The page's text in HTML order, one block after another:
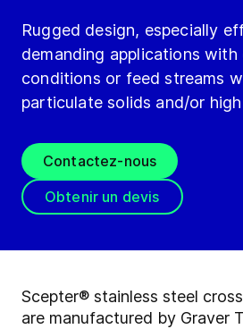
Rugged design, especially
demanding applications with
conditions or feed streams
particulate solids and/or
Contactez-nous
Obtenir un devis
Scepter® stainless steel
are manufactured by Graver